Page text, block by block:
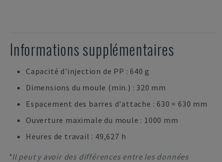
Informations supplémentaires
Capacité d'injection de PP : 640 g
Dimensions du moule (min.) : 320 mm
Espacement des barres d'attache : 630 × 630 mm
Ouverture maximale du moule : 1000 mm
Heures de travail : 49,627 h
*Il peut y avoir des différences entre les données